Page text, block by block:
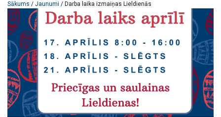
Sākums / Jaunumi / Darba laika izmaiņas Lieldienās